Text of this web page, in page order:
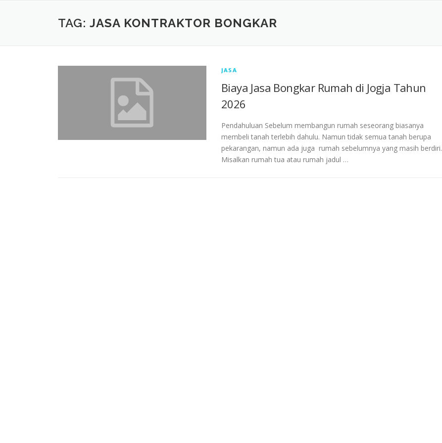
TAG: JASA KONTRAKTOR BONGKAR
JASA
Biaya Jasa Bongkar Rumah di Jogja Tahun
2026
Pendahuluan Sebelum membangun rumah seseorang biasanya
membeli tanah terlebih dahulu. Namun tidak semua tanah berupa
pekarangan, namun ada juga rumah sebelumnya yang masih berdiri.
Misalkan rumah tua atau rumah jadul …